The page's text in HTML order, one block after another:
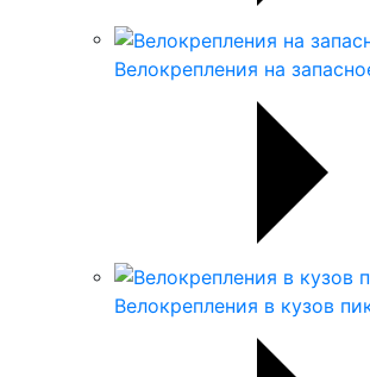
Велокрепления на
Велокрепления в кузов